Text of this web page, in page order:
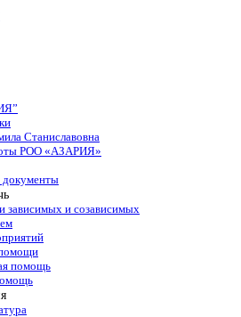
Станиславовна
РОО «АЗАРИЯ»
документы
зависимых и созависимых
помощь